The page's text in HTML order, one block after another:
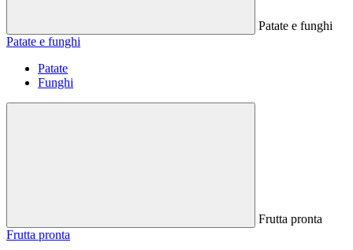
Patate e funghi
Patate e funghi
Patate
Funghi
Frutta pronta
Frutta pronta